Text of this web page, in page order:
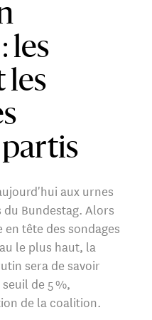
les
les
aux urnes
Bundestag. Alors
en tête des sondages
le plus haut, la
sera de savoir
de 5 %,
de la coalition.